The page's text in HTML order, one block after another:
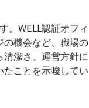
。WELL認証オフィ
の機会など、職場の
潔さ、運営方針に
ことを示唆してい